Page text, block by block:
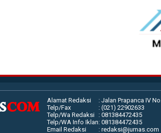
Alamat Redaksi
: Jalan Prapanca IV
Telp/Fax
: (021) 22902633
Telp/Wa Redaksi : 081384472435
Telp/WA Info Iklan: 081384472435
Email Redaksi
: redaksi@jurnas.com